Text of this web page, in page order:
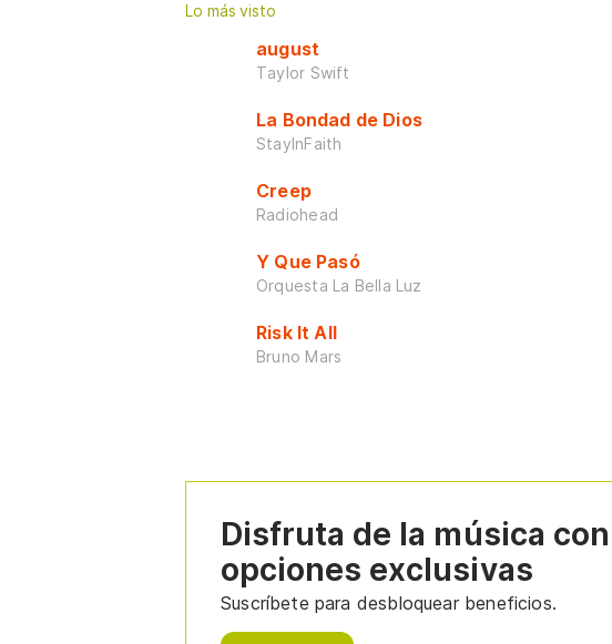
Lo más visto
august
Taylor Swift
La Bondad de Dios
StayInFaith
Creep
Radiohead
Y Que Pasó
Orquesta La Bella Luz
Risk It All
Bruno Mars
Disfruta de la música con
opciones exclusivas
Suscríbete para desbloquear beneficios.